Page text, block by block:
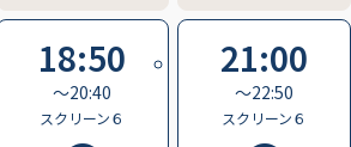
18:50
〜20:40
スクリーン６
21:00
〜22:50
スクリーン６